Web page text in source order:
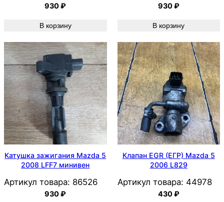
930₽
В корзину
930₽
В корзину
Катушка зажигания Mazda 5
2008 LFF7 минивен
Артикул товара: 86526
930₽
Клапан EGR (ЕГР) Mazda 5
2006 L829
Артикул товара: 44978
430₽